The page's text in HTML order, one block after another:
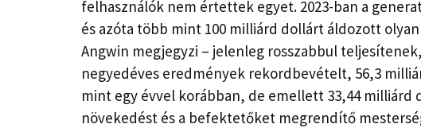
felhasználók nem értettek egyet. 2023-ban a
és azóta több mint 100 milliárd dollárt áldozott
Angwin megjegyzi – jelenleg rosszabbul
negyedéves eredmények rekordbevételt, 56,3
mint egy évvel korábban, de emellett 33,44 milliárd
növekedést és a befektetőket megrendítő